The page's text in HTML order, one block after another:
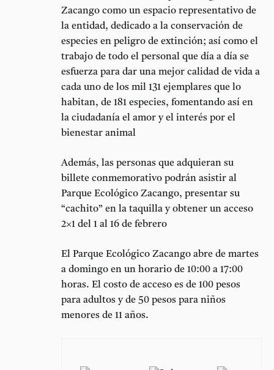
Zacango como un espacio representativo de
la entidad, dedicado a la conservación de
especies en peligro de extinción; así como el
trabajo de todo el personal que día a día se
esfuerza para dar una mejor calidad de vida a
cada uno de los mil 131 ejemplares que lo
habitan, de 181 especies, fomentando así en
la ciudadanía el amor y el interés por el
bienestar animal
Además, las personas que adquieran su
billete conmemorativo podrán asistir al
Parque Ecológico Zacango, presentar su
“cachito” en la taquilla y obtener un acceso
2×1 del 1 al 16 de febrero
El Parque Ecológico Zacango abre de martes
a domingo en un horario de 10:00 a 17:00
horas. El costo de acceso es de 100 pesos
para adultos y de 50 pesos para niños
menores de 11 años.